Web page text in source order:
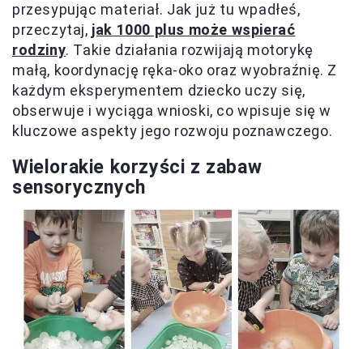
przesypując materiał. Jak już tu wpadłeś,
przeczytaj, jak 1000 plus może wspierać
rodziny. Takie działania rozwijają motorykę
małą, koordynację ręka-oko oraz wyobraźnię. Z
każdym eksperymentem dziecko uczy się,
obserwuje i wyciąga wnioski, co wpisuje się w
kluczowe aspekty jego rozwoju poznawczego.
Wielorakie korzyści z zabaw
sensorycznych